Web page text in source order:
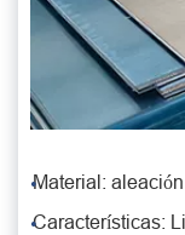
Material:
Características: